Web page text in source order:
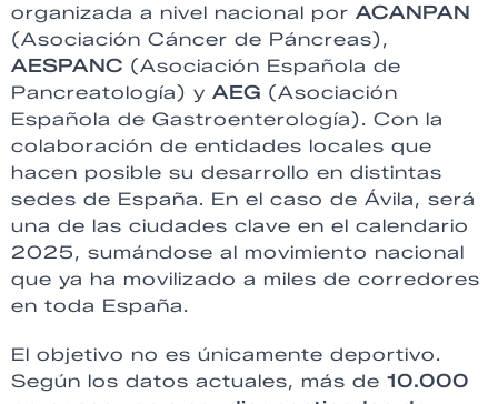
organizada a nivel nacional por ACANPAN
(Asociación Cáncer de Páncreas),
AESPANC (Asociación Española de
Pancreatología) y AEG (Asociación
Española de Gastroenterología). Con la
colaboración de entidades locales que
hacen posible su desarrollo en distintas
sedes de España. En el caso de Ávila, será
una de las ciudades clave en el calendario
2025, sumándose al movimiento nacional
que ya ha movilizado a miles de corredores
en toda España.
El objetivo no es únicamente deportivo.
Según los datos actuales, más de 10.000